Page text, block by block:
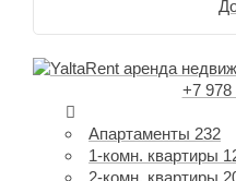
+7 978
Апартаменты 232
1-комн. квартиры
2-комн. квартиры